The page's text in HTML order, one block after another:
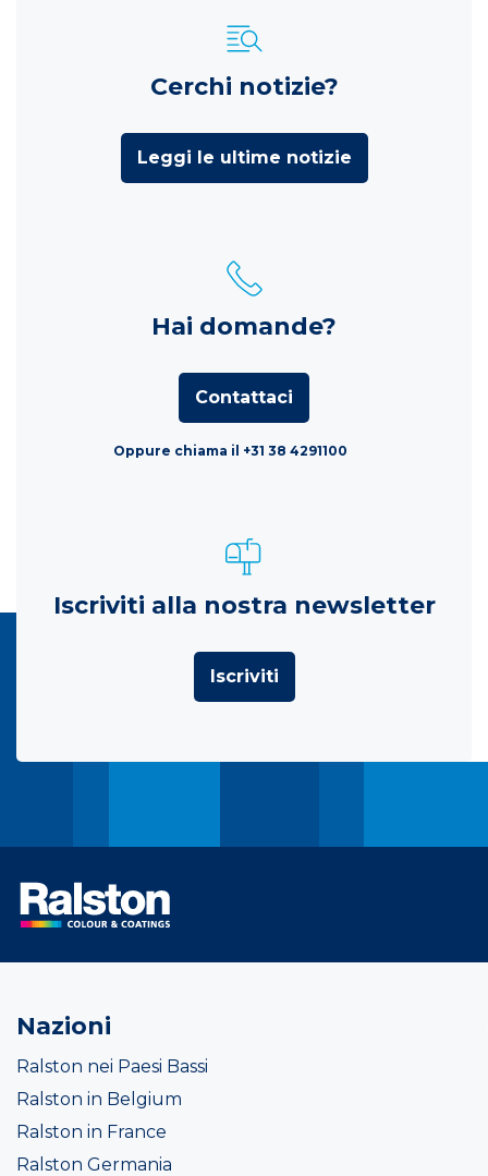
Cerchi notizie?
Leggi le ultime notizie
Hai domande?
Contattaci
Oppure chiama il +31 38 4291100
Iscriviti alla nostra newsletter
Iscriviti
Nazioni
Ralston nei Paesi Bassi
Ralston in Belgium
Ralston in France
Ralston Germania